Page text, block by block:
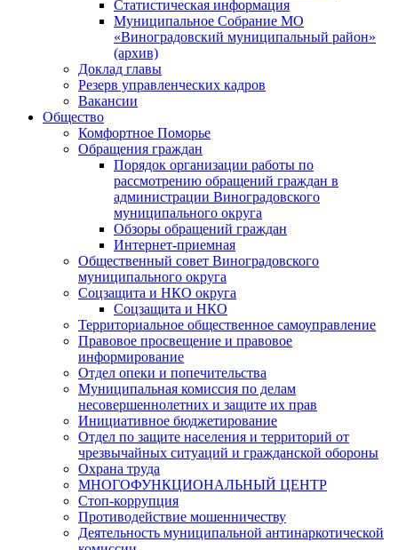
Статистическая информация
Муниципальное Собрание МО
«Виноградовский муниципальный район»
(архив)
Доклад главы
Резерв управленческих кадров
Вакансии
Общество
Комфортное Поморье
Обращения граждан
Порядок организации работы по
рассмотрению обращений граждан в
администрации Виноградовского
муниципального округа
Обзоры обращений граждан
Интернет-приемная
Общественный совет Виноградовского
муниципального округа
Соцзащита и НКО округа
Соцзащита и НКО
Территориальное общественное самоуправление
Правовое просвещение и правовое
информирование
Отдел опеки и попечительства
Муниципальная комиссия по делам
несовершеннолетних и защите их прав
Инициативное бюджетирование
Отдел по защите населения и территорий от
чрезвычайных ситуаций и гражданской обороны
Охрана труда
МНОГОФУНКЦИОНАЛЬНЫЙ ЦЕНТР
Стоп-коррупция
Противодействие мошенничеству
Деятельность муниципальной антинаркотической